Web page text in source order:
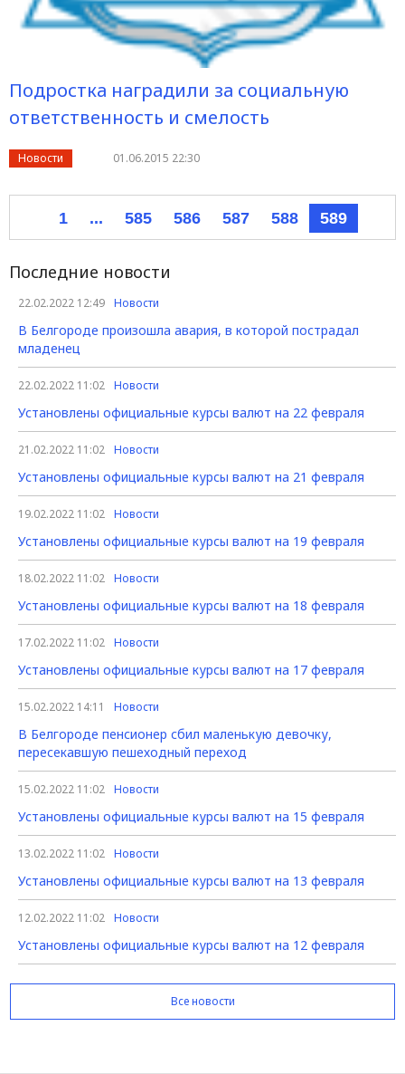
Подростка наградили за социальную
ответственность и смелость
Новости 01.06.2015 22:30
1 ... 585 586 587 588 589
Последние новости
22.02.2022 12:49 Новости
В Белгороде произошла авария, в которой пострадал
младенец
22.02.2022 11:02 Новости
Установлены официальные курсы валют на 22 февраля
21.02.2022 11:02 Новости
Установлены официальные курсы валют на 21 февраля
19.02.2022 11:02 Новости
Установлены официальные курсы валют на 19 февраля
18.02.2022 11:02 Новости
Установлены официальные курсы валют на 18 февраля
17.02.2022 11:02 Новости
Установлены официальные курсы валют на 17 февраля
15.02.2022 14:11 Новости
В Белгороде пенсионер сбил маленькую девочку,
пересекавшую пешеходный переход
15.02.2022 11:02 Новости
Установлены официальные курсы валют на 15 февраля
13.02.2022 11:02 Новости
Установлены официальные курсы валют на 13 февраля
12.02.2022 11:02 Новости
Установлены официальные курсы валют на 12 февраля
Все новости